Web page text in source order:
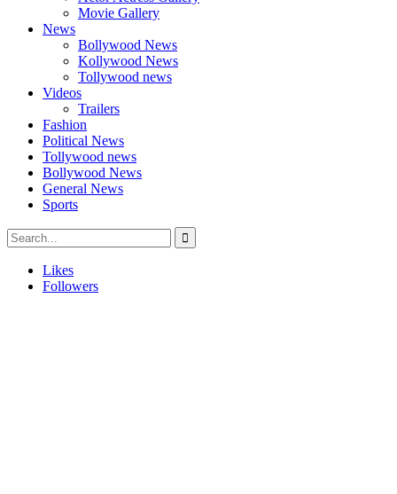
Movie Gallery
News
Bollywood News
Kollywood News
Tollywood news
Videos
Trailers
Fashion
Political News
Tollywood news
Bollywood News
General News
Sports
Likes
Followers